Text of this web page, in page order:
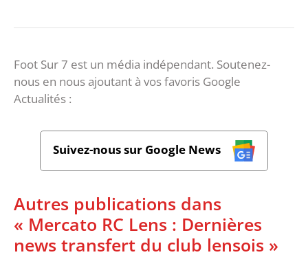
Foot Sur 7 est un média indépendant. Soutenez-
nous en nous ajoutant à vos favoris Google
Actualités :
Suivez-nous sur Google News
Autres publications dans
« Mercato RC Lens : Dernières
news transfert du club lensois »